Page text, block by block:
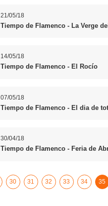
21/05/18
Tiempo de Flamenco - La Verge
14/05/18
Tiempo de Flamenco - El Rocío
07/05/18
Tiempo de Flamenco - El dia de
30/04/18
Tiempo de Flamenco - Feria de
30 31 32 33 34 35